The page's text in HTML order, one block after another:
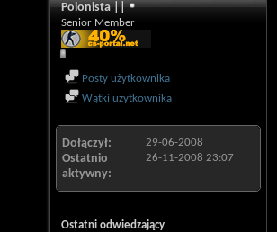
Polonista ||
Senior Member
Posty użytkownika
Wątki użytkownika
Dołączył 29-06-2008
Ostatnio
aktywny
26-11-2008 23:07
Ostatni odwiedzający